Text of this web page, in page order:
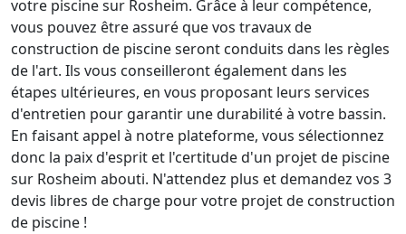
votre piscine sur Rosheim. Grâce à leur compétence,
vous pouvez être assuré que vos travaux de
construction de piscine seront conduits dans les règles
de l'art. Ils vous conseilleront également dans les
étapes ultérieures, en vous proposant leurs services
d'entretien pour garantir une durabilité à votre bassin.
En faisant appel à notre plateforme, vous sélectionnez
donc la paix d'esprit et l'certitude d'un projet de piscine
sur Rosheim abouti. N'attendez plus et demandez vos 3
devis libres de charge pour votre projet de construction
de piscine !